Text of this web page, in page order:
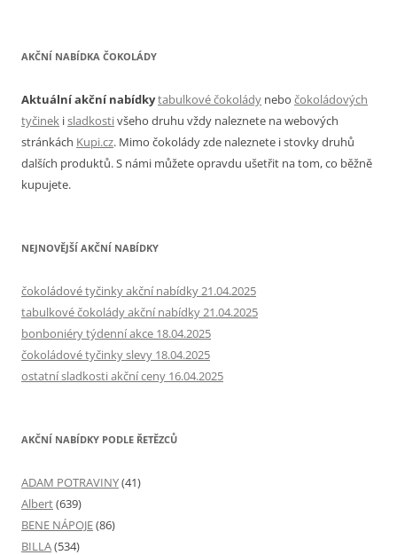
AKČNÍ NABÍDKA ČOKOLÁDY
Aktuální akční nabídkytabulkové čokolády nebo čokoládových
tyčinek isladkostivšeho druhu vždy naleznete na webových
stránkách Kupi.cz. Mimo čokolády zde naleznete i stovky druhů
dalších produktů. S námi můžete opravdu ušetřit na tom, co běžně
kupujete.
NEJNOVĚJŠÍ AKČNÍ NABÍDKY
čokoládové tyčinky akční nabídky 21.04.2025
tabulkové čokolády akční nabídky 21.04.2025
bonboniéry týdenní akce 18.04.2025
čokoládové tyčinky slevy 18.04.2025
ostatní sladkosti akční ceny 16.04.2025
AKČNÍ NABÍDKY PODLE ŘETĚZCŮ
ADAM POTRAVINY(41)
Albert(639)
BENE NÁPOJE(86)
BILLA(534)